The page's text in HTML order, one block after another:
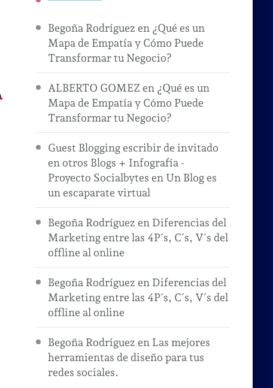
Begoña Rodríguez en ¿Qué es un
Mapa de Empatía y Cómo Puede
Transformar tu Negocio?
ALBERTO GOMEZ en ¿Qué es un
Mapa de Empatía y Cómo Puede
Transformar tu Negocio?
Guest Blogging escribir de invitado
en otros Blogs + Infografía -
Proyecto Socialbytes en Un Blog es
un escaparate virtual
Begoña Rodríguez en Diferencias del
Marketing entre las 4P´s, C´s, V´s del
offline al online
Begoña Rodríguez en Diferencias del
Marketing entre las 4P´s, C´s, V´s del
offline al online
Begoña Rodríguez en Las mejores
herramientas de diseño para tus
redes sociales.